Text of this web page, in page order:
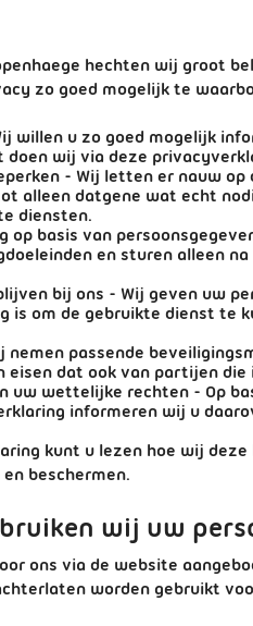
hechten wij groot
zo goed mogelijk te
willen u zo goed mogelijk
doen wij via deze
- Wij letten er nauw op
alleen datgene wat echt
diensten.
op basis van
en sturen alleen
bij ons - Wij geven uw
is om de gebruikte dienst te
nemen passende
eisen dat ook van partijen
uw wettelijke rechten - Op
informeren wij u
kunt u lezen hoe wij
beschermen.
wij uw
ons via de website
worden gebruikt